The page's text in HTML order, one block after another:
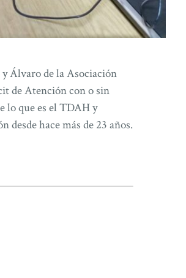
Álvaro de la Asociación
de Atención con o sin
lo que es el TDAH y
desde hace más de 23 años.